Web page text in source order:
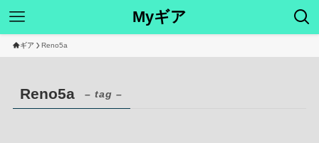
Myギア
ギア Reno5a
Reno5a – tag –